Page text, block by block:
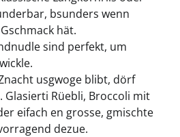
bsunders wenn
hät.
sind perfekt, um
usgwoge blibt, dörf
Glasierti Rüebli, Broccoli mit
eifach en grosse, gmischte
dezue.